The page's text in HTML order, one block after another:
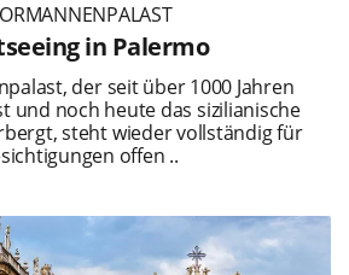
in Palermo
der seit über 1000 Jahren
und noch heute das sizilianische
steht wieder vollständig für
offen ..